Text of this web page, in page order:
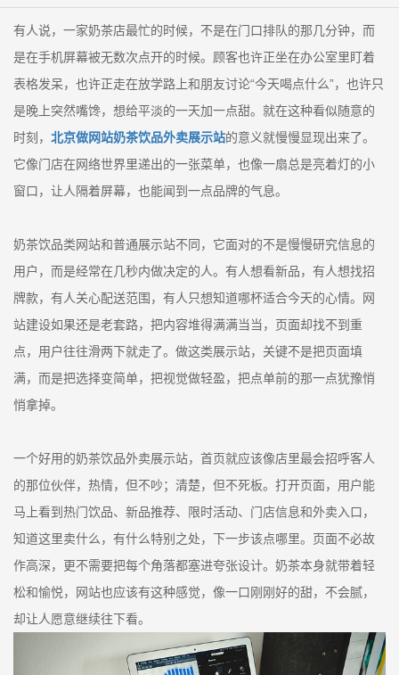
有人说，一家奶茶店最忙的时候，不是在门口排队的那几分钟，而
是在手机屏幕被无数次点开的时候。顾客也许正坐在办公室里盯着
表格发呆，也许正走在放学路上和朋友讨论“今天喝点什么”，也许只
是晚上突然嘴馋，想给平淡的一天加一点甜。就在这种看似随意的
时刻， 北京做网站奶茶饮品外卖展示站的意义就慢慢显现出来了。
它像门店在网络世界里递出的一张菜单，也像一扇总是亮着灯的小
窗口，让人隔着屏幕，也能闻到一点品牌的气息。
奶茶饮品类网站和普通展示站不同，它面对的不是慢慢研究信息的
用户，而是经常在几秒内做决定的人。有人想看新品，有人想找招
牌款，有人关心配送范围，有人只想知道哪杯适合今天的心情。网
站建设如果还是老套路，把内容堆得满满当当，页面却找不到重
点，用户往往滑两下就走了。做这类展示站，关键不是把页面填
满，而是把选择变简单，把视觉做轻盈，把点单前的那一点犹豫悄
悄拿掉。
一个好用的奶茶饮品外卖展示站，首页就应该像店里最会招呼客人
的那位伙伴，热情，但不吵；清楚，但不死板。打开页面，用户能
马上看到热门饮品、新品推荐、限时活动、门店信息和外卖入口，
知道这里卖什么，有什么特别之处，下一步该点哪里。页面不必故
作高深，更不需要把每个角落都塞进夸张设计。奶茶本身就带着轻
松和愉悦，网站也应该有这种感觉，像一口刚刚好的甜，不会腻，
却让人愿意继续往下看。